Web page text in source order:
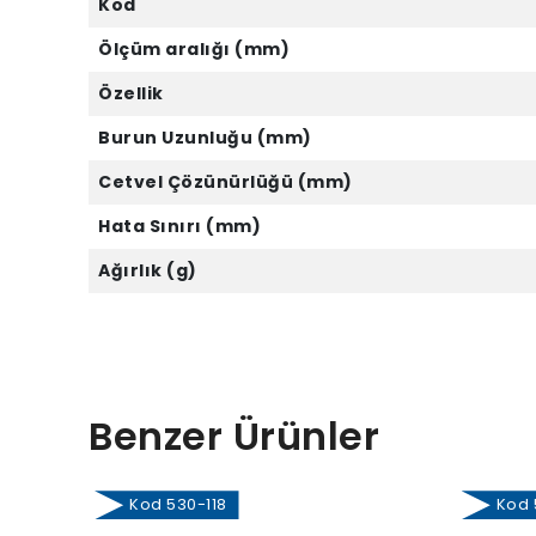
Kod
Ölçüm aralığı (mm)
Özellik
Burun Uzunluğu (mm)
Cetvel Çözünürlüğü (mm)
Hata Sınırı (mm)
Ağırlık (g)
Benzer Ürünler
Kod 530-118 Kod